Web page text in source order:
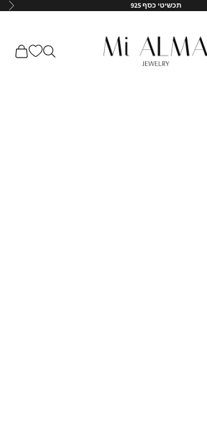
תכשיטי כסף 925 הבא
Mi-Alma-il
חיפוש עגלת